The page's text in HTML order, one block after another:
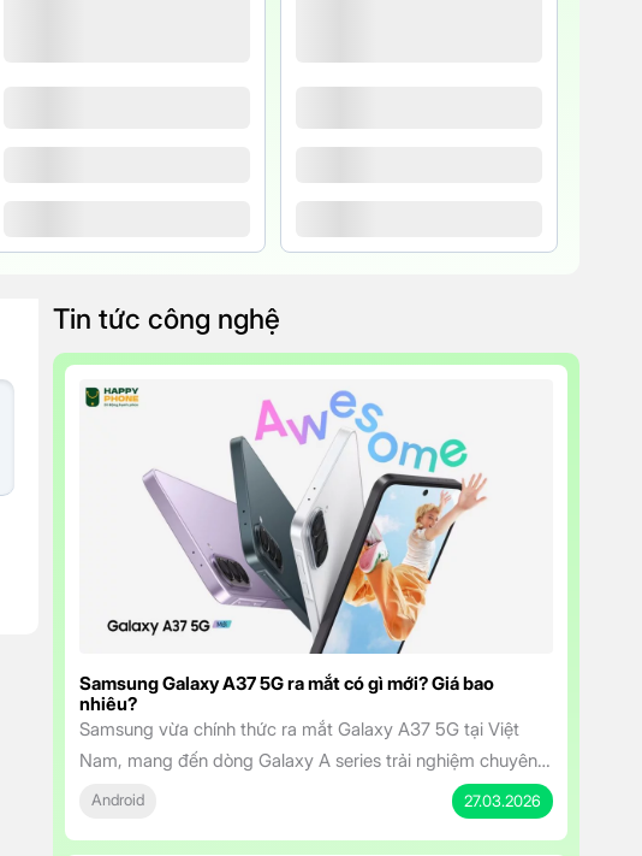
Tin tức công nghệ
Samsung Galaxy A37 5G ra mắt có gì mới? Giá bao
nhiêu?
Samsung vừa chính thức ra mắt Galaxy A37 5G tại Việt
Nam, mang đến dòng Galaxy A series trải nghiệm chuyên
nghiệp hơn với mức giá cực kỳ hấp dẫn. Smartphone tầm
trung sở hữu màn hình đẹp, camera AI thông minh, pin bền
Android 27.03.2026